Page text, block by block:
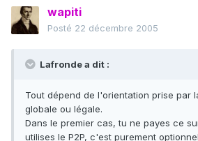
wapiti
Posté 22 décembre 2005
Lafronde a dit :
Tout dépend de l'orientation prise par
globale ou légale.
Dans le premier cas, tu ne payes ce
utilises le P2P, c'est purement